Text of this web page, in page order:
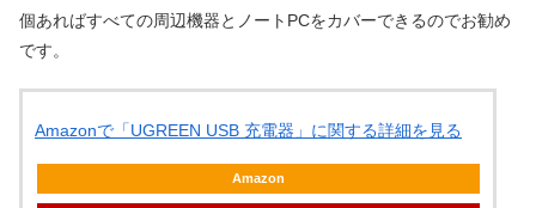
個あればすべての周辺機器とノートPCをカバーできるのでお勧め
です。
Amazonで「UGREEN USB 充電器」に関する詳細を見る
Amazon